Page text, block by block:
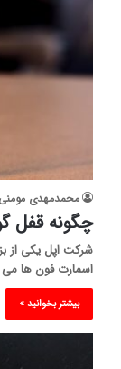
محمدمهدی مومنی
چگونه قفل
شرکت اپل یکی از
اسمارت فون ها می
بیشتر بخوانید »